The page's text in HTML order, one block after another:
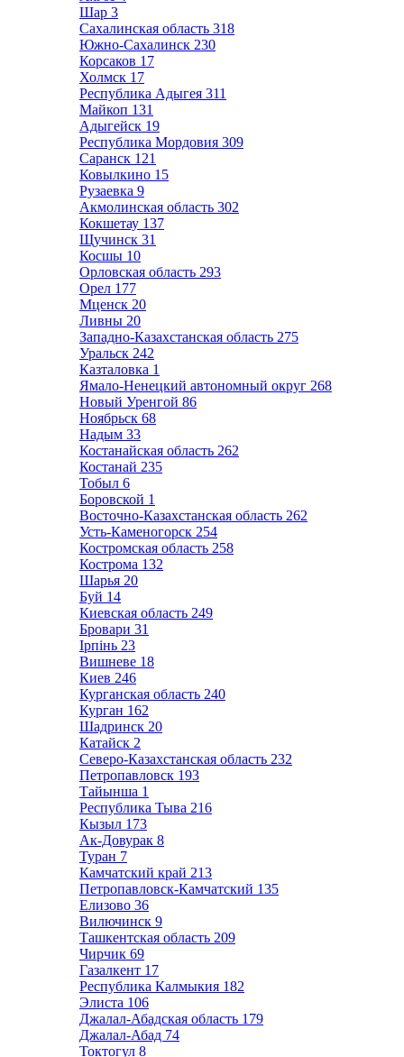
Шар 3
Сахалинская область 318
Южно-Сахалинск 230
Корсаков 17
Холмск 17
Республика Адыгея 311
Майкоп 131
Адыгейск 19
Республика Мордовия 309
Саранск 121
Ковылкино 15
Рузаевка 9
Акмолинская область 302
Кокшетау 137
Щучинск 31
Косшы 10
Орловская область 293
Орел 177
Мценск 20
Ливны 20
Западно-Казахстанская область 275
Уральск 242
Казталовка 1
Ямало-Ненецкий автономный округ 268
Новый Уренгой 86
Ноябрьск 68
Надым 33
Костанайская область 262
Костанай 235
Тобыл 6
Боровской 1
Восточно-Казахстанская область 262
Усть-Каменогорск 254
Костромская область 258
Кострома 132
Шарья 20
Буй 14
Киевская область 249
Бровари 31
Ірпінь 23
Вишневе 18
Киев 246
Курганская область 240
Курган 162
Шадринск 20
Катайск 2
Северо-Казахстанская область 232
Петропавловск 193
Тайынша 1
Республика Тыва 216
Кызыл 173
Ак-Довурак 8
Туран 7
Камчатский край 213
Петропавловск-Камчатский 135
Елизово 36
Вилючинск 9
Ташкентская область 209
Чирчик 69
Газалкент 17
Республика Калмыкия 182
Элиста 106
Джалал-Абадская область 179
Джалал-Абад 74
Токтогул 8